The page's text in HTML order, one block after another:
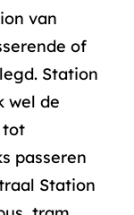
van
of
Station
wel de
tot
passeren
Station